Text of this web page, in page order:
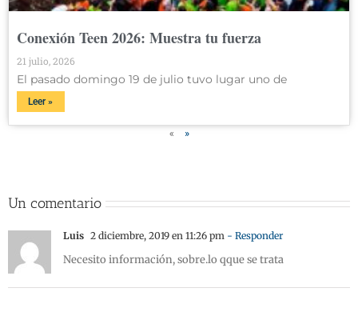
Conexión Teen 2026: Muestra tu fuerza
21 julio, 2026
El pasado domingo 19 de julio tuvo lugar uno de
Leer »
« »
Un comentario
Luis 2 diciembre, 2019 en 11:26 pm - Responder
Necesito información, sobre.lo qque se trata